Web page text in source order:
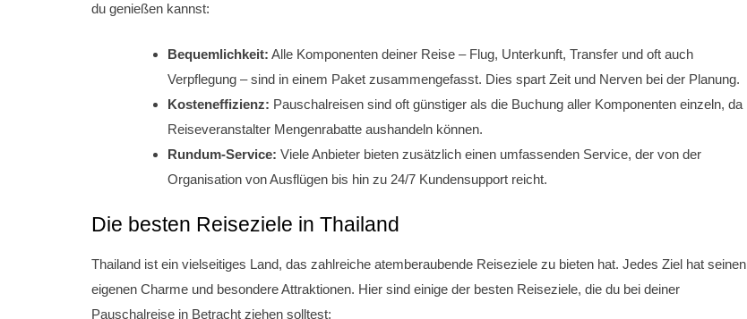
du genießen kannst:
Bequemlichkeit: Alle Komponenten deiner Reise – Flug, Unterkunft, Transfer und oft auch
Verpflegung – sind in einem Paket zusammengefasst. Dies spart Zeit und Nerven bei der Planung.
Kosteneffizienz: Pauschalreisen sind oft günstiger als die Buchung aller Komponenten einzeln, da
Reiseveranstalter Mengenrabatte aushandeln können.
Rundum-Service: Viele Anbieter bieten zusätzlich einen umfassenden Service, der von der
Organisation von Ausflügen bis hin zu 24/7 Kundensupport reicht.
Die besten Reiseziele in Thailand
Thailand ist ein vielseitiges Land, das zahlreiche atemberaubende Reiseziele zu bieten hat. Jedes Ziel hat seinen
eigenen Charme und besondere Attraktionen. Hier sind einige der besten Reiseziele, die du bei deiner
Pauschalreise in Betracht ziehen solltest: